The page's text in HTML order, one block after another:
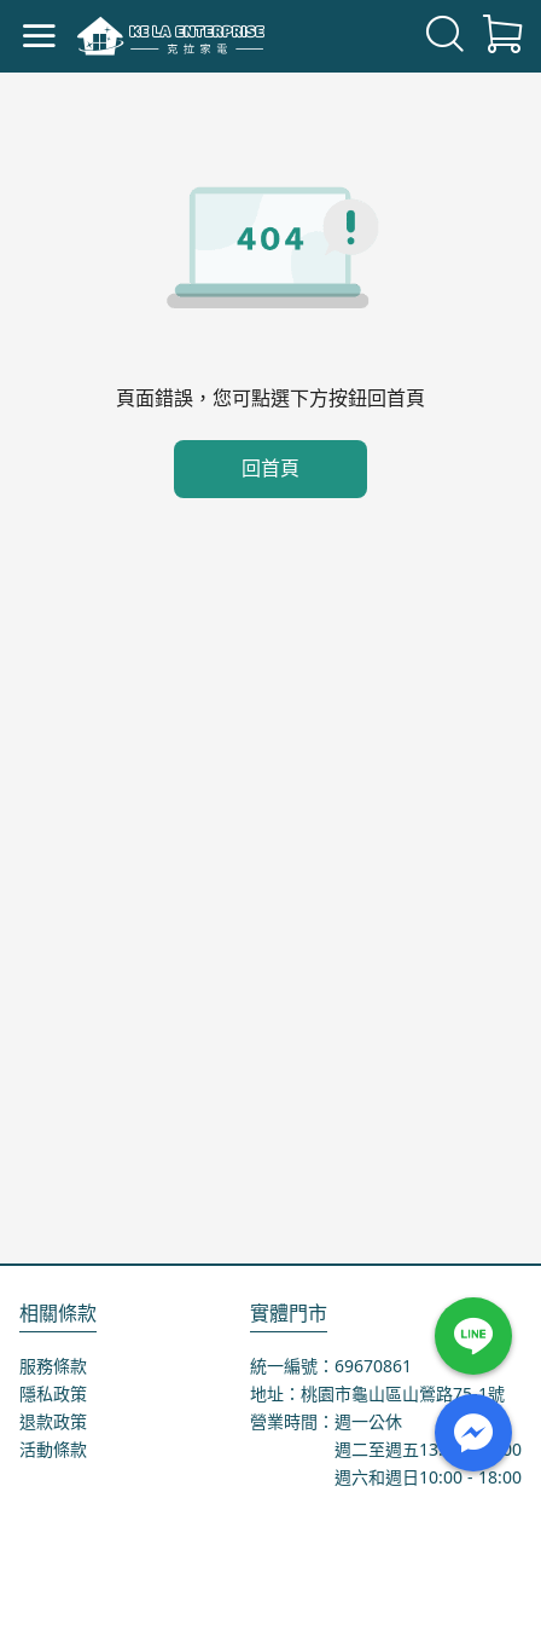
頁面錯誤，您可點選下方按鈕回首頁
回首頁
相關條款
服務條款
隱私政策
退款政策
活動條款
實體門市
統一編號：69670861
地址：桃園市龜山區山鶯路75-1號
營業時間：週一公休
週二至週五13:00 - 18:00
週六和週日10:00 - 18:00